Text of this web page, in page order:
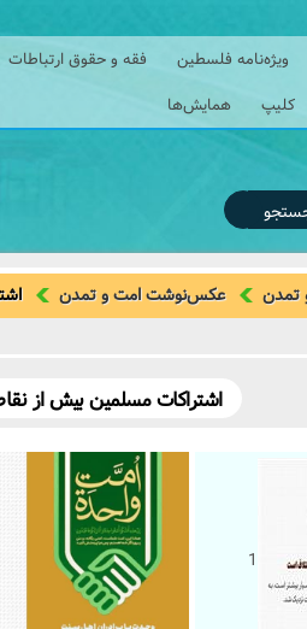
ویژه‌نامه فلسطین فقه و حقوق ارتباطات
کلیپ همایش‌ها
تمدن عکس‌نوشت امت و تمدن
اشتراکات مسلمین بیش از
1